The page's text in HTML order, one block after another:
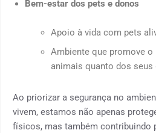
Bem-estar dos pets e donos
Apoio à vida com pets
Ambiente que promove
animais quanto dos seus
Ao priorizar a segurança no
vivem, estamos não apenas
físicos, mas também contribuindo